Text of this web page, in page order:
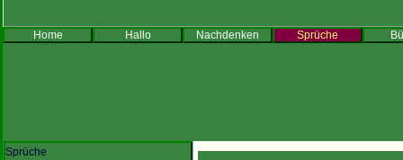
Home Hallo Nachdenken Sprüche
Sprüche